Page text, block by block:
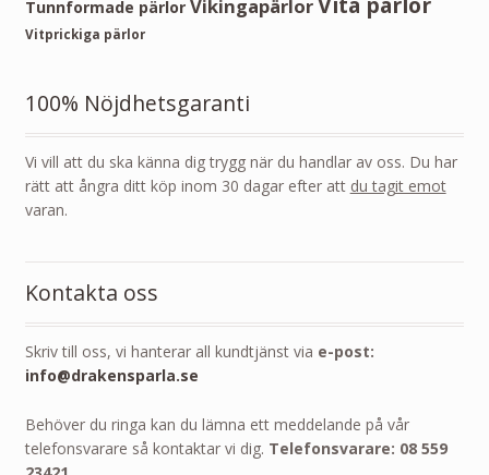
Tunnformade pärlor Vikingapärlor
Vitprickiga pärlor
100% Nöjdhetsgaranti
Vi vill att du ska känna dig trygg när du handlar av oss. Du har
rätt att ångra ditt köp inom 30 dagar efter att du tagit emot
varan.
Kontakta oss
Skriv till oss, vi hanterar all kundtjänst via e-post:
info@drakensparla.se
Behöver du ringa kan du lämna ett meddelande på vår
telefonsvarare så kontaktar vi dig. Telefonsvarare: 08 559